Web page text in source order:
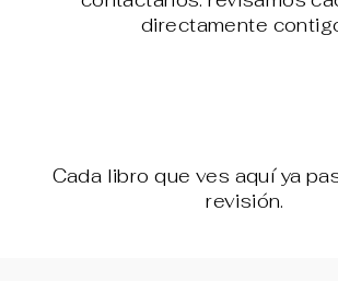
directamente
Cada libro que ves aquí ya
revisión.